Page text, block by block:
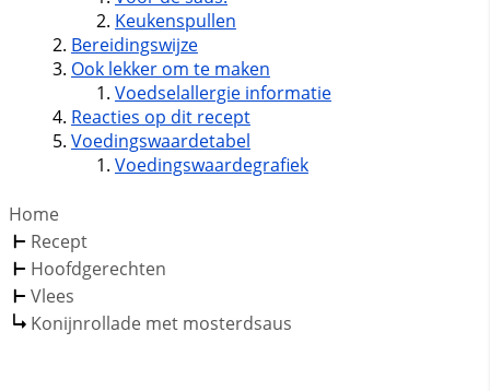
Keukenspullen
Bereidingswijze
Ook lekker om te maken
Voedselallergie informatie
Reacties op dit recept
Voedingswaardetabel
Voedingswaardegrafiek
Home
Recept
Hoofdgerechten
Vlees
Konijnrollade met mosterdsaus